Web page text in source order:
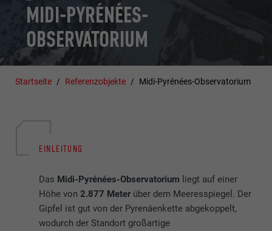
MIDI-PYRÉNÉES-
OBSERVATORIUM
Startseite Referenzobjekte Midi-Pyrénées-Observatorium
EINLEITUNG
Das Midi-Pyrénées-Observatorium liegt auf einer
Höhe von2.877 Meter über dem Meeresspiegel. Der
Gipfel ist gut von der Pyrenäenkette abgekoppelt,
wodurch der Standort großartige